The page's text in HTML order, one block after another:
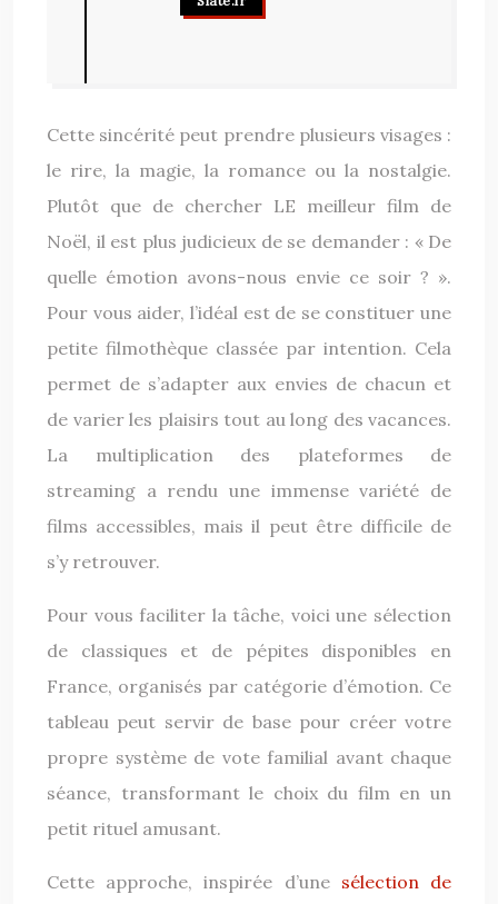
Cette sincérité peut prendre plusieurs visages :
le rire, la magie, la romance ou la nostalgie.
Plutôt que de chercher LE meilleur film de
Noël, il est plus judicieux de se demander : « De
quelle émotion avons-nous envie ce soir ? ».
Pour vous aider, l’idéal est de se constituer une
petite filmothèque classée par intention. Cela
permet de s’adapter aux envies de chacun et
de varier les plaisirs tout au long des vacances.
La multiplication des plateformes de
streaming a rendu une immense variété de
films accessibles, mais il peut être difficile de
s’y retrouver.
Pour vous faciliter la tâche, voici une sélection
de classiques et de pépites disponibles en
France, organisés par catégorie d’émotion. Ce
tableau peut servir de base pour créer votre
propre système de vote familial avant chaque
séance, transformant le choix du film en un
petit rituel amusant.
Cette approche, inspirée d’une sélection de